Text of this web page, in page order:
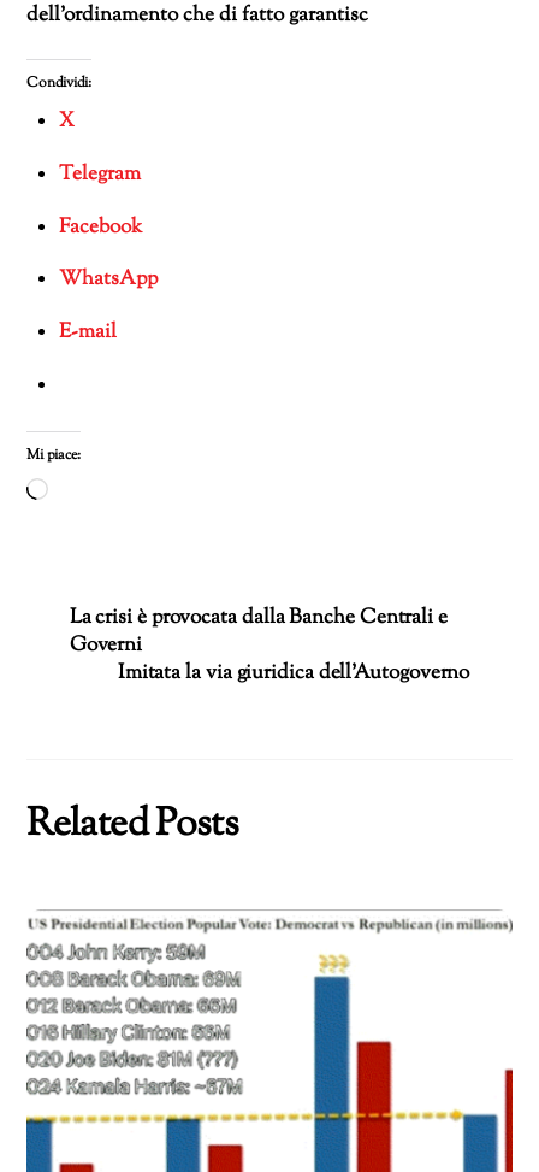
dell’ordinamento che di fatto garantisc
Condividi:
X
Telegram
Facebook
WhatsApp
E-mail
Mi piace:
Caricamento
La crisi è provocata dalla Banche Centrali e
Governi
Imitata la via giuridica dell’Autogoverno
Related Posts